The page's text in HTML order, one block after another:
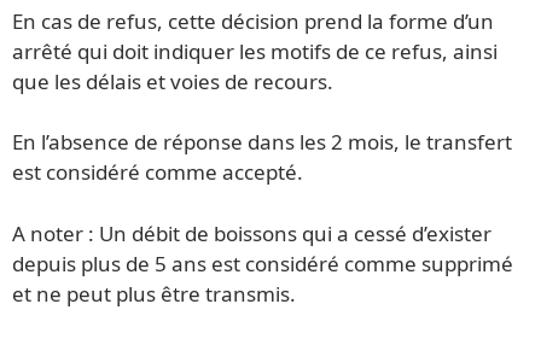
En cas de refus, cette décision prend la forme d’un
arrêté qui doit indiquer les motifs de ce refus, ainsi
que les délais et voies de recours.
En l’absence de réponse dans les 2 mois, le transfert
est considéré comme accepté.
A noter : Un débit de boissons qui a cessé d’exister
depuis plus de 5 ans est considéré comme supprimé
et ne peut plus être transmis.